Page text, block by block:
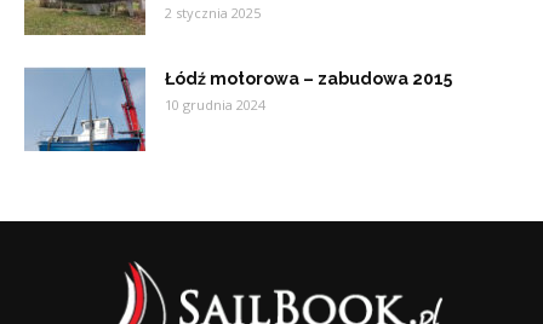
2 stycznia 2025
Łódź motorowa – zabudowa 2015
10 grudnia 2024